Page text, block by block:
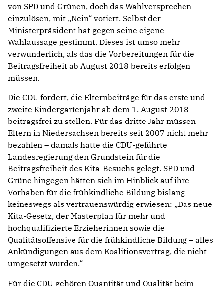
von SPD und Grünen, doch das Wahlversprechen
einzulösen, mit „Nein“ votiert. Selbst der
Ministerpräsident hat gegen seine eigene
Wahlaussage gestimmt. Dieses ist umso mehr
verwunderlich, als das die Vorbereitungen für die
Beitragsfreiheit ab August 2018 bereits erfolgen
müssen.
Die CDU fordert, die Elternbeiträge für das erste und
zweite Kindergartenjahr ab dem 1. August 2018
beitragsfrei zu stellen. Für das dritte Jahr müssen
Eltern in Niedersachsen bereits seit 2007 nicht mehr
bezahlen – damals hatte die CDU-geführte
Landesregierung den Grundstein für die
Beitragsfreiheit des Kita-Besuchs gelegt. SPD und
Grüne hingegen hätten sich im Hinblick auf ihre
Vorhaben für die frühkindliche Bildung bislang
keineswegs als vertrauenswürdig erwiesen: „Das neue
Kita-Gesetz, der Masterplan für mehr und
hochqualifizierte Erzieherinnen sowie die
Qualitätsoffensive für die frühkindliche Bildung – alles
Ankündigungen aus dem Koalitionsvertrag, die nicht
umgesetzt wurden.“
Für die CDU gehören Quantität und Qualität beim